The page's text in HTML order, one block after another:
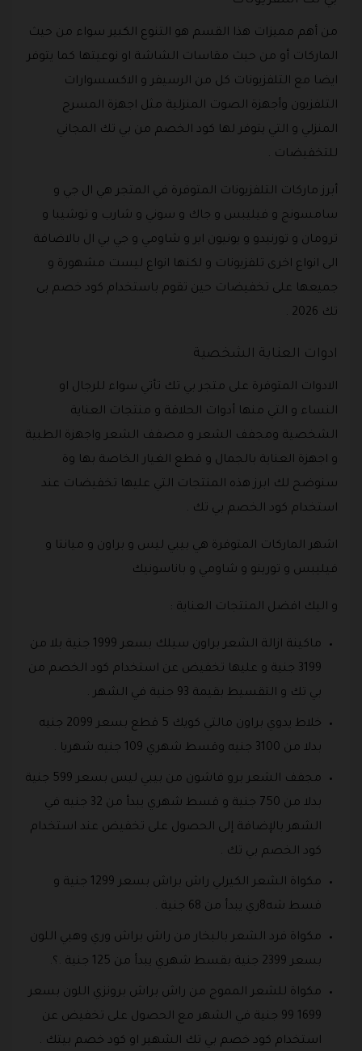
من أهم مميزات هذا القسم هو التنوع الكبير سواء من حيث
الماركات أو من حيث مقاسات الشاشة او نوعيتها كما يتوفر
ايضا مع التلفزيونات كل من الرسيفر و الاكسسوارات
التلفزيون وأجهزة الصوت المنزلية مثل اجهزة المسرح
المنزلي و التي يتوفر لها كود الخصم من بي تك المجاني
للتخفيضات .
أبرز ماركات التلفزيونات المتوفرة في المتجر هي ال جي و
سامسونج و فيليبس و جاك و سوني و شارب و توشيبا و
ترومان و تورنيدو و يونيون اير و شاومي و جي بي ال بالاضافة
الى انواع اخرى تلفزيونات و لكنها انواع ليست مشهورة و
جميعها على تخفيضات حين تقوم باستخدام كود خصم بى
تك 2026 .
ادوات العناية الشخصية
الادوات المتوفرة على متجر بي تك تأتي سواء للرجال او
النساء و التي منها أدوات الحلاقة و منتجات العناية
الشخصية ومجفف الشعر و مصفف الشعر واجهزة الطبية
و اجهزة العناية بالجمال و قطع الغيار الخاصة بها وة
سنوضح لك ابرز هذه المنتجات التي عليها تخفيضات عند
استخدام كود الخصم بي تك .
اشهر الماركات المتوفرة هي بيبي ليس و براون و ميانتا و
فيليبس و تورينو و شاومي و باناسونيك
و اليك افضل المنتجات العناية :
ماكينة ازالة الشعر براون سيلك بسعر 1999 جنية بلا من
3199 جنية و عليها تخفيض عن استخدام كود الخصم من
بي تك و التقسيط بقيمة 93 جنية في الشهر .
خلاط يدوي براون مالتي كويك 5 قطع بسعر 2099 جنيه
بدلا من 3100 جنيه وقسط شهري 109 جنيه شهريا .
مجفف الشعر برو فاشون من بيبي ليس بسعر 599 جنية
بدلا من 750 جنية و قسط شهري يبدأ من 32 جنيه في
الشهر بالإضافة إلى الحصول على تخفيض عند استخدام
كود الخصم بي تك .
مكواة الشعر الكيرلي راش براش بسعر 1299 جنية و
قسط شه8ري يبدأ من 68 جنية .
مكواة فرد الشعر بالبخار من راش براش وري وهبي اللون
بسعر 2399 جنية بقسط شهري يبدأ من 125 جنية .؟.
مكواة للشعر المموج من راش براش برونزي اللون بسعر
1699 99 جنية في الشهر مع الحصول على تخفيض عن
استخدام كود خصم بي تك الشهير او كود خصم بيتك .